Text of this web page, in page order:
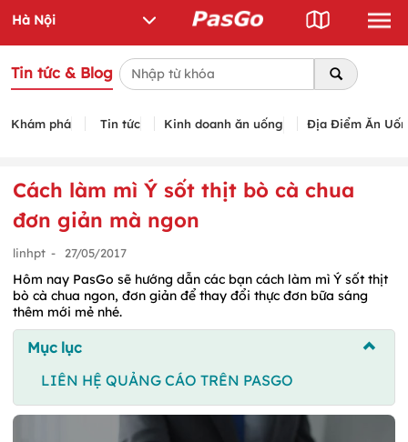
Tin tức & Blog
Khám phá Tin tức Kinh doanh ăn uống Địa Điểm Ăn
Cách làm mì Ý sốt thịt bò cà chua
đơn giản mà ngon
linhpt - 27/05/2017
Hôm nay PasGo sẽ hướng dẫn các bạn cách làm mì Ý sốt thịt
bò cà chua ngon, đơn giản để thay đổi thực đơn bữa sáng
thêm mới mẻ nhé.
Mục lục
LIÊN HỆ QUẢNG CÁO TRÊN PASGO